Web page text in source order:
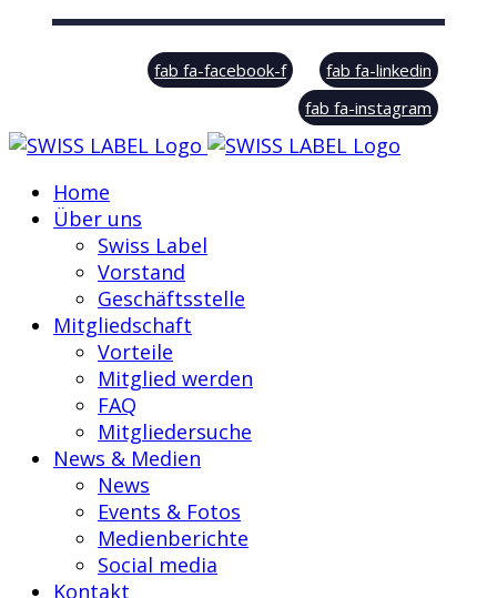
© Swiss Label, All rights reserved
fab fa-facebook-f
fab fa-linkedin
fab fa-instagram
Home
Über uns
Swiss Label
Vorstand
Geschäftsstelle
Mitgliedschaft
Vorteile
Mitglied werden
FAQ
Mitgliedersuche
News & Medien
News
Events & Fotos
Medienberichte
Social media
Kontakt